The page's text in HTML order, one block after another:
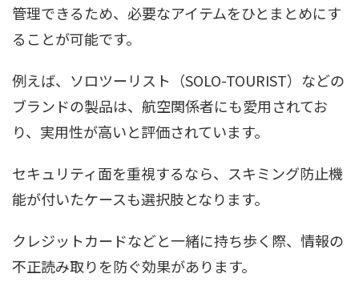
管理できるため、必要なアイテムをひとまとめにす
ることが可能です。
例えば、ソロツーリスト（SOLO-TOURIST）などの
ブランドの製品は、航空関係者にも愛用されてお
り、実用性が高いと評価されています。
セキュリティ面を重視するなら、スキミング防止機
能が付いたケースも選択肢となります。
クレジットカードなどと一緒に持ち歩く際、情報の
不正読み取りを防ぐ効果があります。